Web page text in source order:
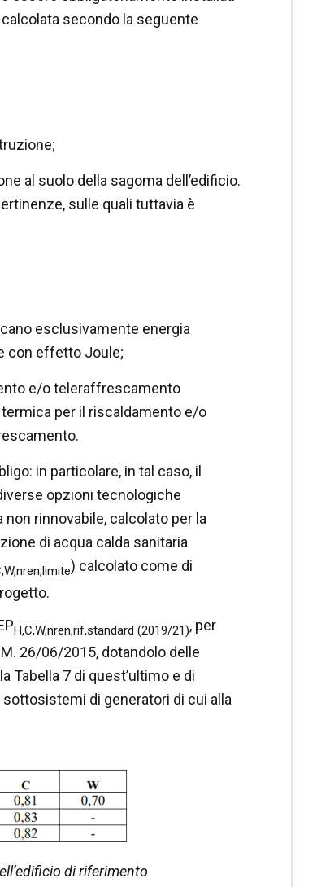
calcolata secondo la seguente
al suolo della sagoma dell’edificio.
sulle quali tuttavia è
esclusivamente energia
con effetto Joule;
e/o teleraffrescamento
per il riscaldamento e/o
in particolare, in tal caso, il
opzioni tecnologiche
rinnovabile, calcolato per la
di acqua calda sanitaria
) calcolato come di
H,C,W,nren,rif,standard (2019/21), per
26/06/2015, dotandolo delle
7 di quest’ultimo e di
sottosistemi di generatori di cui alla
di riferimento